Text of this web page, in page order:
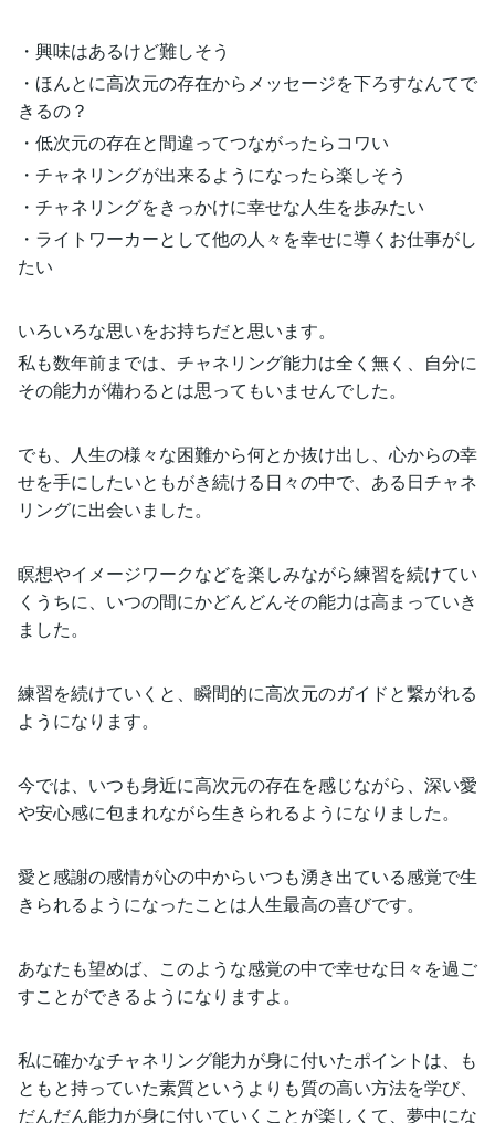
・興味はあるけど難しそう
・ほんとに高次元の存在からメッセージを下ろすなんてで
きるの？
・低次元の存在と間違ってつながったらコワい
・チャネリングが出来るようになったら楽しそう
・チャネリングをきっかけに幸せな人生を歩みたい
・ライトワーカーとして他の人々を幸せに導くお仕事がし
たい
いろいろな思いをお持ちだと思います。
私も数年前までは、チャネリング能力は全く無く、自分に
その能力が備わるとは思ってもいませんでした。
でも、人生の様々な困難から何とか抜け出し、心からの幸
せを手にしたいともがき続ける日々の中で、ある日チャネ
リングに出会いました。
瞑想やイメージワークなどを楽しみながら練習を続けてい
くうちに、いつの間にかどんどんその能力は高まっていき
ました。
練習を続けていくと、瞬間的に高次元のガイドと繋がれる
ようになります。
今では、いつも身近に高次元の存在を感じながら、深い愛
や安心感に包まれながら生きられるようになりました。
愛と感謝の感情が心の中からいつも湧き出ている感覚で生
きられるようになったことは人生最高の喜びです。
あなたも望めば、このような感覚の中で幸せな日々を過ご
すことができるようになりますよ。
私に確かなチャネリング能力が身に付いたポイントは、も
ともと持っていた素質というよりも質の高い方法を学び、
だんだん能力が身に付いていくことが楽しくて、夢中にな